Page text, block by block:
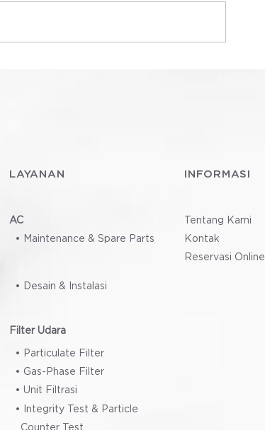
LAYANAN INFORMASI
AC
• Maintenance & Spare Parts
Tentang Kami
Kontak
Reservasi Online
• Desain & Instalasi
Filter Udara
• Particulate Filter
• Gas-Phase Filter
• Unit Filtrasi
• Integrity Test & Particle